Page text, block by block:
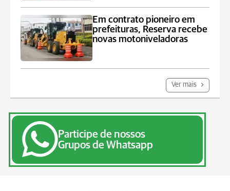
Em contrato pioneiro em
prefeituras, Reserva recebe
novas motoniveladoras
Ver mais
Participe de nossos
Grupos de Whatsapp